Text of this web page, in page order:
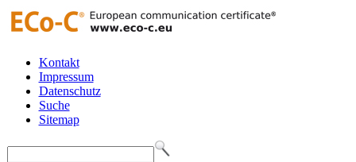
Kontakt
Impressum
Datenschutz
Suche
Sitemap